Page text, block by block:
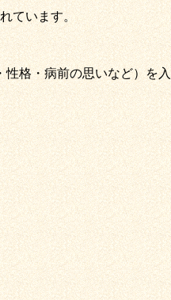
ています。
格・病前の思いなど）を入